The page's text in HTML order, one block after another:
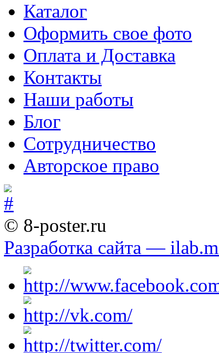
Каталог
Оформить свое фото
Оплата и Доставка
Контакты
Наши работы
Блог
Сотрудничество
Авторское право
© 8-poster.ru
Разработка сайта —